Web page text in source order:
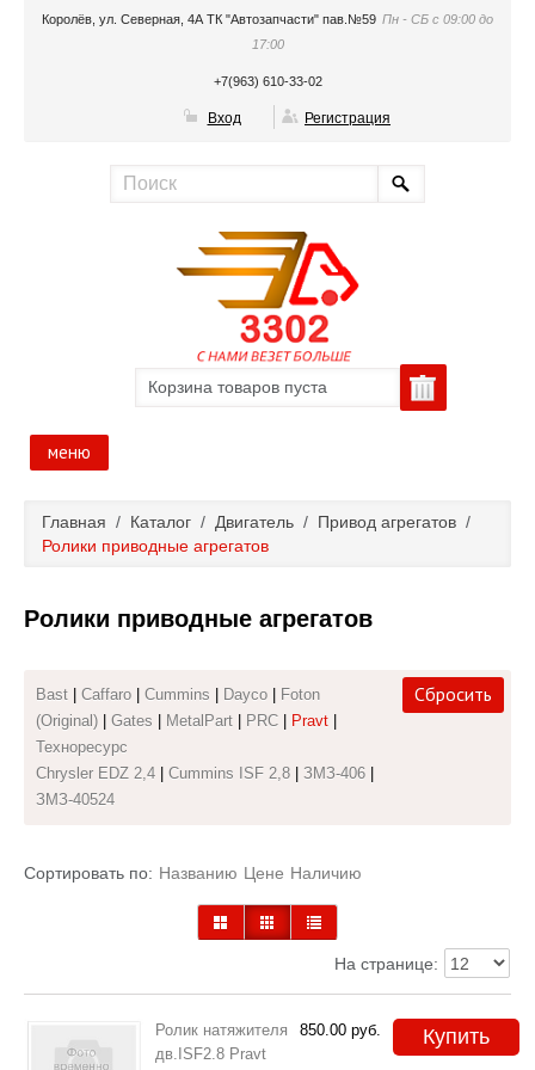
Королёв, ул. Северная, 4А ТК "Автозапчасти" пав.№59 Пн - СБ с 09:00 до
17:00
+7(963) 610-33-02
Вход Регистрация
Корзина товаров пуста
меню
Каталог
Полезные статьи
Покупка и оплата
Контакты
Главная / Каталог / Двигатель / Привод агрегатов /
Ролики приводные агрегатов
Ролики приводные агрегатов
Bast Caffaro Cummins Dayco
Foton
(Original)
Gates MetalPart PRC Pravt
Техноресурс
Chrysler EDZ 2,4
Cummins ISF 2,8 ЗМЗ-406
ЗМЗ-40524
Сбросить
Сортировать по: Названию Цене Наличию
На странице:
Ролик натяжителя
дв.ISF2.8 Pravt
850.00 руб. Купить